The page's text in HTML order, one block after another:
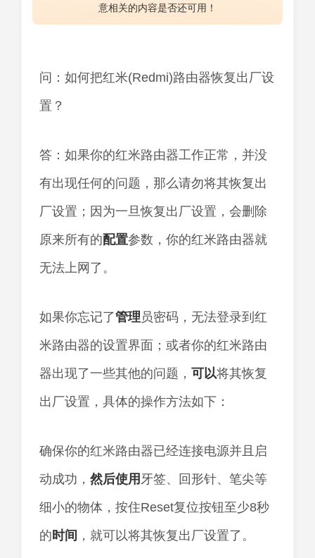
意相关的内容是否还可用！
问：如何把红米(Redmi)路由器恢复出厂设
置？
答：如果你的红米路由器工作正常，并没
有出现任何的问题，那么请勿将其恢复出
厂设置；因为一旦恢复出厂设置，会删除
原来所有的配置参数，你的红米路由器就
无法上网了。
如果你忘记了管理 员密码，无法登录到红
米路由器的设置界面；或者你的红米路由
器出现了一些其他的问题， 可以将其恢复
出厂设置，具体的操作方法如下：
确保你的红米路由器已经连接电源并且启
动成功， 然后使用 牙签、回形针、笔尖等
细小的物体，按住Reset复位按钮至少8秒
的时间 ，就可以将其恢复出厂设置了。